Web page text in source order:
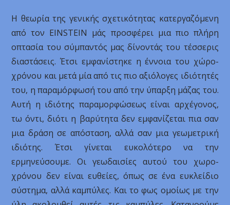
Η θεωρία της γενικής σχετικότητας κατεργαζόμενη
από τον EINSTEIN μάς προσφέρει μια πιο πλήρη
οπτασία του σύμπαντός μας δίνοντάς του τέσσερις
διαστάσεις. Έτσι εμφανίστηκε η έννοια του χώρο-
χρόνου και μετά μία από τις πιο αξιόλογες ιδιότητές
του, η παραμόρφωσή του από την ύπαρξη μάζας του.
Αυτή η ιδιότης παραμορφώσεως είναι αρχέγονος,
τω όντι, διότι η βαρύτητα δεν εμφανίζεται πια σαν
μια δράση σε απόσταση, αλλά σαν μια γεωμετρική
ιδιότης. Έτσι γίνεται ευκολότερο να την
ερμηνεύσουμε. Οι γεωδαισίες αυτού του χωρο-
χρόνου δεν είναι ευθείες, όπως σε ένα ευκλείδιο
σύστημα, αλλά καμπύλες. Και το φως ομοίως με την